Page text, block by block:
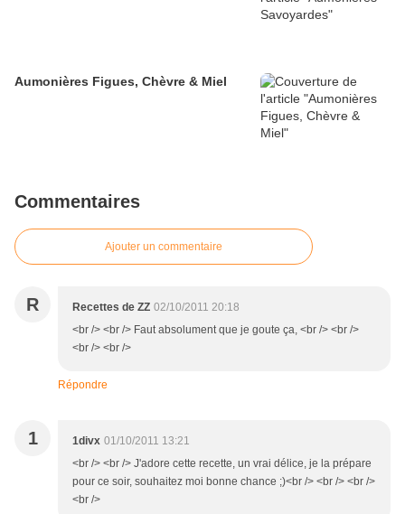
Aumonières Figues, Chèvre & Miel
Commentaires
Ajouter un commentaire
R Recettes de ZZ 02/10/2011 20:18
<br /> <br /> Faut absolument que je goute ça, <br /> <br />
<br /> <br />
Répondre
1 1divx 01/10/2011 13:21
<br /> <br /> J'adore cette recette, un vrai délice, je la prépare
pour ce soir, souhaitez moi bonne chance ;)<br /> <br /> <br />
<br />